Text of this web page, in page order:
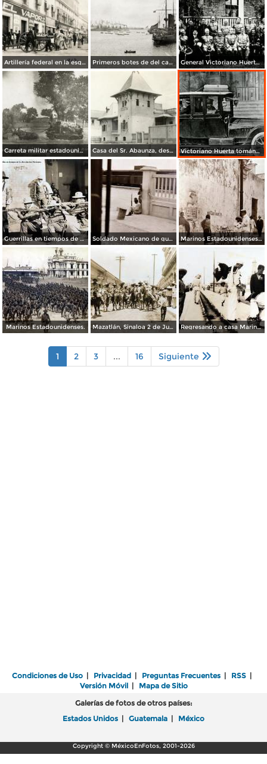
Artillería federal en la esquina de San Juan de Letrán y San Agustín (República de Uruguay) durante la Decena Trágica (1913) Primeros botes de del cañonero U.S.S. Prairie, en tocar tierra durante la invasión estadounidense de 1914 General Victoriano Huerta, acompañado del Gral. Téllez y Gral. Steever
Carreta militar estadounidense, cruzando el Río Santa Clara Casa del Sr. Abaunza, desctruida por el bombardeo estadounidense en la invasión de 1914 Victoriano Huerta tomándose una copa de despedida
Guerrillas en tiempos de La Revolucion Mexicana. Soldado Mexicano de guardia en la estacion Ferroviaria ( Abril 9 de 1916 ). Marinos Estadounidenses curiosos. ( Abril 9 de 1916 ).
Marinos Estadounidenses. Mazatlán, Sinaloa 2 de Junio de 1911 Entrada del ejercito libertador. Regresando a casa Marinos Estadounidenses despues de La Intervencion en Veracruz.
1 2 3 ... 16 Siguiente
Condiciones de Uso | Privacidad | Preguntas Frecuentes | RSS |
Versión Móvil| Mapa de Sitio
Galerías de fotos de otros países:
Estados Unidos | Guatemala | México
Copyright © MéxicoEnFotos, 2001-2026